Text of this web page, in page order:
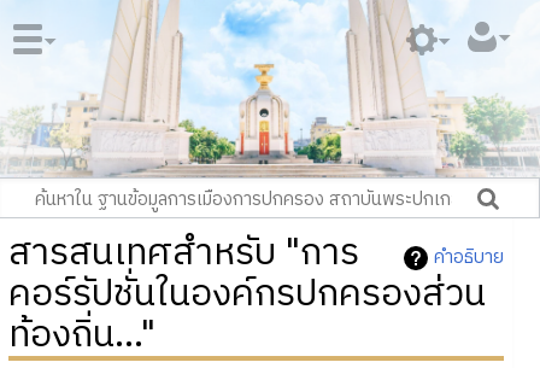
คำอธิบาย
สารสนเทศสำหรับ "การ
คอร์รัปชั่นในองค์กรปกครองส่วน
ท้องถิ่น..."